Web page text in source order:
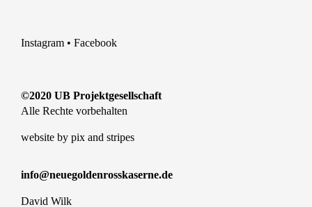
Instagram • Facebook
©2020 UB Projektgesellschaft
Alle Rechte vorbehalten
website by pix and stripes
info@neuegoldenrosskaserne.de
David Wilk